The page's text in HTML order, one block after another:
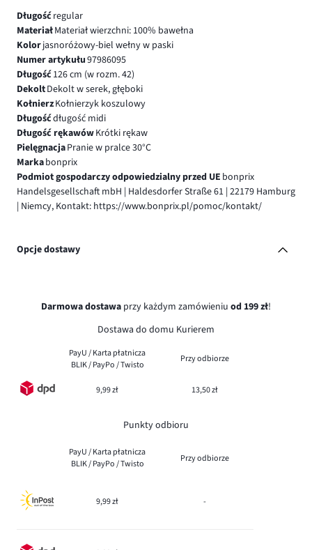
Długośćregular
MateriałMateriał wierzchni: 100% bawełna
Kolorjasnoróżowy-biel wełny w paski
Numer artykułu97986095
Długość126 cm (w rozm. 42)
DekoltDekolt w serek, głęboki
KołnierzKołnierzyk koszulowy
Długośćdługość midi
Długość rękawówKrótki rękaw
PielęgnacjaPranie w pralce 30°C
Markabonprix
Podmiot gospodarczy odpowiedzialny przed UE bonprix
Handelsgesellschaft mbH | Haldesdorfer Straße 61 | 22179 Hamburg
| Niemcy, Kontakt: https://www.bonprix.pl/pomoc/kontakt/
Opcje dostawy
Darmowa dostawa przy każdym zamówieniu od 199 zł!
Dostawa do domu Kurierem
PayU / Karta płatnicza
BLIK / PayPo / Twisto
Przy odbiorze
9,99 zł 13,50 zł
Punkty odbioru
PayU / Karta płatnicza
BLIK / PayPo / Twisto
Przy odbiorze
9,99 zł -